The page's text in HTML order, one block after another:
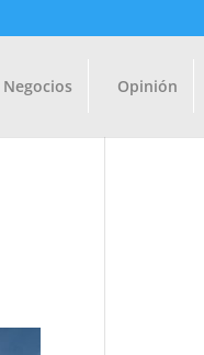
Negocios Opinión